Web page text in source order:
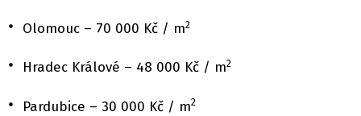
Olomouc – 70 000 Kč / m2
Hradec Králové – 48 000 Kč / m2
Pardubice – 30 000 Kč / m2